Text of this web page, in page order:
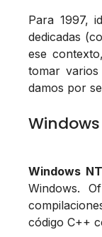
Para 1997,
dedicadas
ese
tomar
damos por
Windows
Windows.
código C++